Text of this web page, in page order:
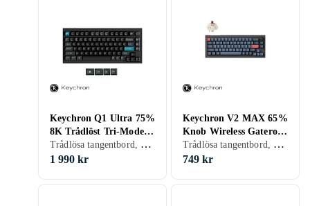
Keychron Q1 Ultra 75%
8K Trådlöst Tri-Mode
Mekaniskt Tangentbord
(EN)
Trådlösa tangentbord, Gamingtangentbord, Mekaniska tangentbord, Mekaniskt, Engelsk, Mac, 75%
1 990 kr
Keychron V2 MAX 65%
Knob Wireless Gateron
Jupiter
Trådlösa tangentbord, Tangentbord med kabel, Gamingtangentbord, Mekaniska tangentbord, Mekaniskt, Engelsk, Mac, 65%
749 kr